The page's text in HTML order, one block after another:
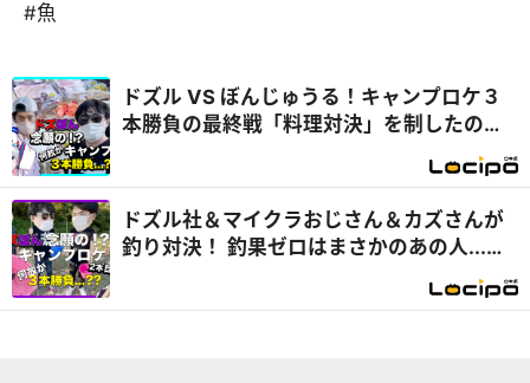
#魚
ドズル VS ぼんじゅうる！キャンプロケ３
本勝負の最終戦「料理対決」を制したの
ドズル社＆マイクラおじさん＆カズさんが
釣り対決！ 釣果ゼロはまさかのあの人...